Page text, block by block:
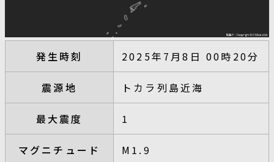
発生時刻 2025年7月8日 00時20分
震源地 トカラ列島近海
最大震度 1
マグニチュード M1.9